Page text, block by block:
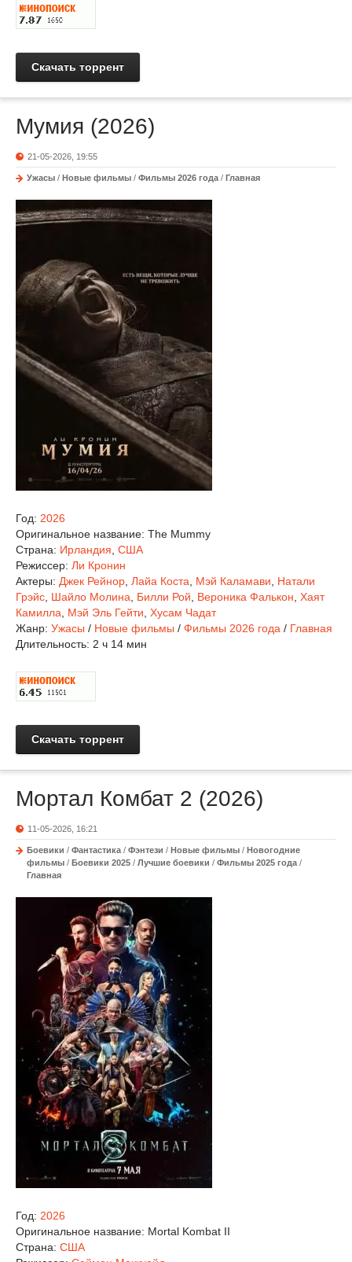
Скачать торрент
Мумия (2026)
21-05-2026, 19:55
Ужасы / Новые фильмы / Фильмы 2026 года / Главная
Год: 2026
Оригинальное название: The Mummy
Страна: Ирландия США
Режиссер: Ли Кронин
Актеры: Джек Рейнор Лайа Коста Мэй Каламави
Натали
Грэйс Шайло Молина Билли Рой Вероника Фалькон Хаят
Камилла
Мэй Эль Гейти Хусам Чадат
Жанр: Ужасы / Новые фильмы / Фильмы 2026 года / Главная
Длительность: 2 ч 14 мин
Скачать торрент
Мортал Комбат 2 (2026)
11-05-2026, 16:21
Боевики / Фантастика / Фэнтези / Новые фильмы / Новогодние
фильмы / Боевики 2025 / Лучшие боевики / Фильмы 2025 года /
Главная
Год: 2026
Оригинальное название: Mortal Kombat II
Страна: США